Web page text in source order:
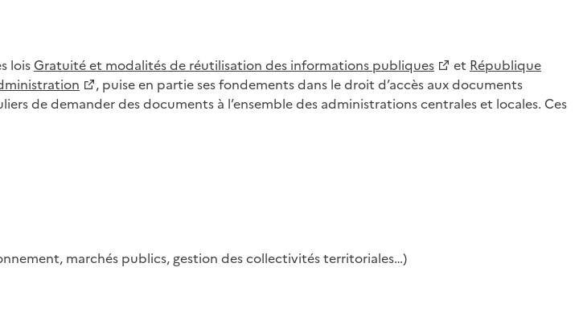
loisGratuité et modalités de réutilisation des informations publiques et République
, puise en partie ses fondements dans le droit d’accès aux documents
de demander des documents à l’ensemble des administrations centrales et locales. Ces
marchés publics, gestion des collectivités territoriales…)